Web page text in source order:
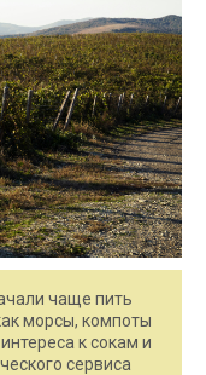
чаще пить
морсы, компоты
к сокам и
сервиса